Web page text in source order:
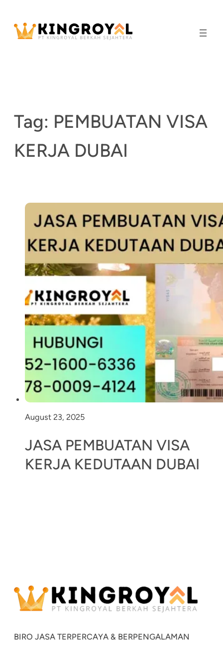
content
Tag: PEMBUATAN VISA
KERJA DUBAI
August 23, 2025
JASA PEMBUATAN VISA
KERJA KEDUTAAN DUBAI
BIRO JASA TERPERCAYA & BERPENGALAMAN